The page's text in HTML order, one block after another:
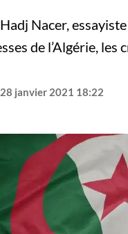
Nacer,
de l’Algérie,
28 janvier 2021 18:22